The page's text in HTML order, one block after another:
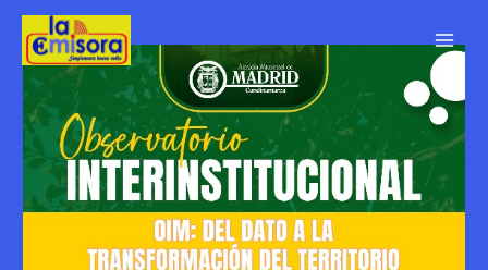
contenido
Main